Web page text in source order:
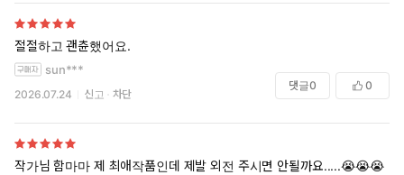
절절하고 괜츈했어요.
sun***
2026.07.24 신고 차단
댓글0 0
작가님 함마마 제 최애작품인데 제발 외전 주시면 안될까요.....😭😭😭